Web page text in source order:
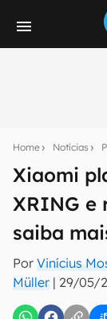
Home Notícias
Xiaomi
XRING e
saiba
Por Vinícius
Müller | 29/05/
notícias e
E-mail